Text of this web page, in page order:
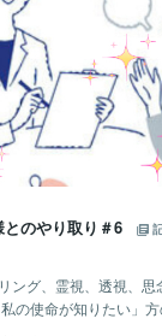
とのやり取り＃6
ング、霊視、透視、
の使命が知りたい」